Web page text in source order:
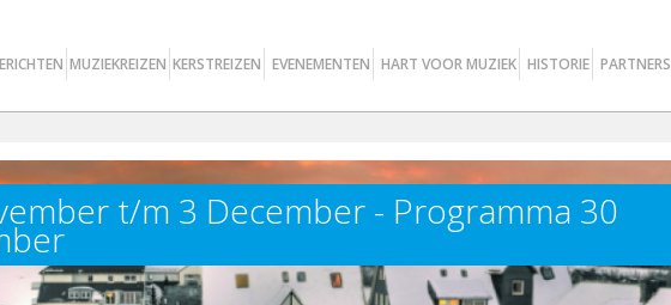
MUZIEKREIZEN KERSTREIZEN EVENEMENTEN HART VOOR MUZIEK HISTORIE PARTNERS
t/m 3 December - Programma 30